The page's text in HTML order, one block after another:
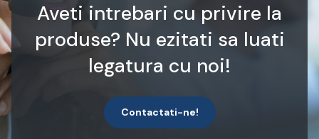
Aveti intrebari cu privire la
produse? Nu ezitati sa luati
legatura cu noi!
Contactati-ne!